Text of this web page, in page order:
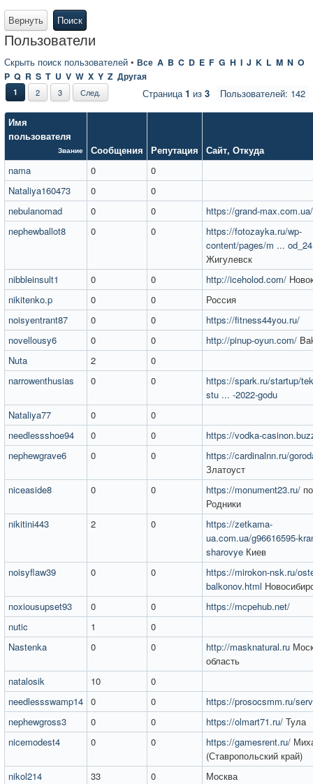
Вернуть Поиск
Пользователи
Скрыть поиск пользователей • Все A B C D E F G H I J K L M N O
P Q R S T U V W X Y Z Другая
Пользователей: 142
1 2 3 След. Страница1 из 3
Имя
пользователя
Звание Сообщения Репутация Сайт, Откуда
nama
0
0
Nataliya160473
0
0
nebulanomad
0 0
https://grand-max.com.ua/
nephewballot8
0 0
https://fotozayka.ru/wp-
content/pages/m ...
Жигулевск
nibbleinsult1
0 0 http://iceholod.com/
nikitenko.p
0 0
Россия
noisyentrant87
0 0
https://fitness44you.ru/
novellousy6
0 0 http://pinup-oyun.com/
Nuta
2
0
narrowenthusias
0 0
https://spark.ru/startup/
stu ... -2022-godu
Nataliya77
0
0
needlessshoe94
0 0
https://vodka-
nephewgrave6
0 0
https://cardinalnn.ru/
Златоуст
niceaside8
0 0 https://monument23.ru/
Родники
nikitini443
2 0
https://zetkama-
ua.com.ua/g96616595-
sharovye Киев
noisyflaw39
0 0
https://mirokon-nsk.ru/
balkonov.html
noxiousupset93
0 0
https://mcpehub.net/
nutic
1
0
Nastenka
0 0 http://masknatural.ru
область
natalosik
10
0
needlessswamp14 0 0
https://prosocsmm.ru/
nephewgross3
0 0 https://olmart71.ru/ Тула
nicemodest4
0 0 https://gamesrent.ru/
(Ставропольский край)
nikol214
33 0 Москва